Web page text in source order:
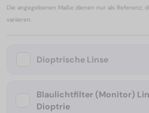
Die angegebenen Maße dienen nur als Referenz;
variieren.
Dioptrische Linse
Blaulichtfilter (Monitor)
Dioptrie